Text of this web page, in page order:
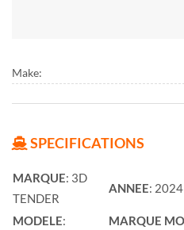
Make:
SPECIFICATIONS
MARQUE: 3D
TENDER
ANNEE: 2024
MODELE:
MARQUE